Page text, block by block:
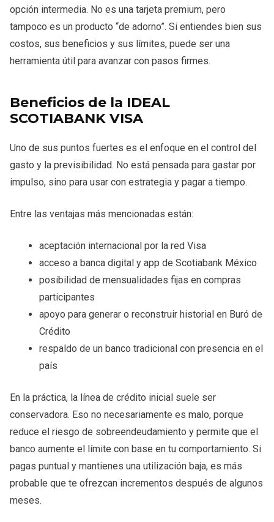
opción intermedia. No es una tarjeta premium, pero
tampoco es un producto “de adorno”. Si entiendes bien sus
costos, sus beneficios y sus límites, puede ser una
herramienta útil para avanzar con pasos firmes.
Beneficios de la IDEAL
SCOTIABANK VISA
Uno de sus puntos fuertes es el enfoque en el control del
gasto y la previsibilidad. No está pensada para gastar por
impulso, sino para usar con estrategia y pagar a tiempo.
Entre las ventajas más mencionadas están:
aceptación internacional por la red Visa
acceso a banca digital y app de Scotiabank México
posibilidad de mensualidades fijas en compras
participantes
apoyo para generar o reconstruir historial en Buró de
Crédito
respaldo de un banco tradicional con presencia en el
país
En la práctica, la línea de crédito inicial suele ser
conservadora. Eso no necesariamente es malo, porque
reduce el riesgo de sobreendeudamiento y permite que el
banco aumente el límite con base en tu comportamiento. Si
pagas puntual y mantienes una utilización baja, es más
probable que te ofrezcan incrementos después de algunos
meses.